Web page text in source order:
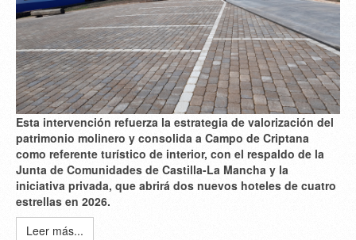
Esta intervención refuerza la estrategia de valorización del
patrimonio molinero y consolida a Campo de Criptana
como referente turístico de interior, con el respaldo de la
Junta de Comunidades de Castilla-La Mancha y la
iniciativa privada, que abrirá dos nuevos hoteles de cuatro
estrellas en 2026.
Leer más...